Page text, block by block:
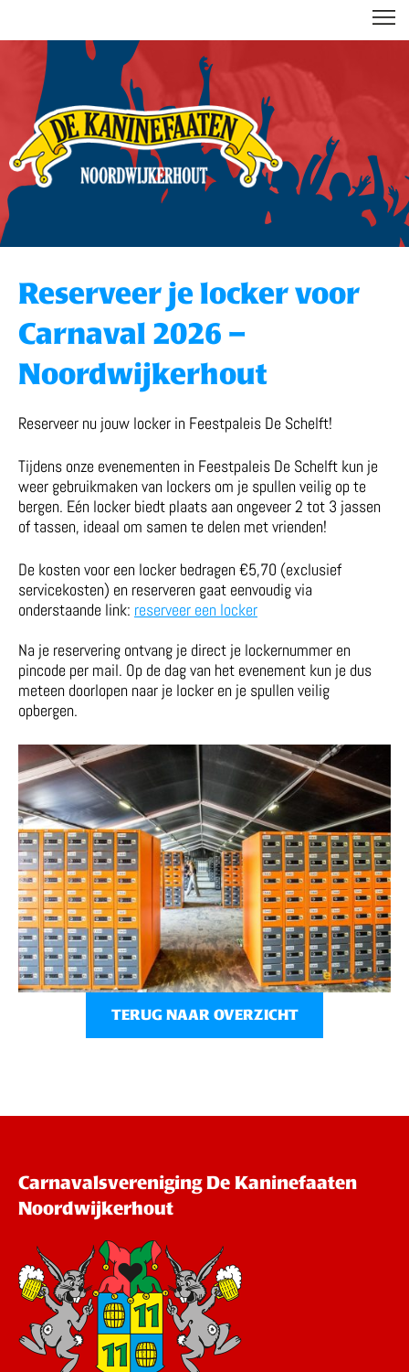
Reserveer je locker voor
Carnaval 2026 –
Noordwijkerhout
Reserveer nu jouw locker in Feestpaleis De Schelft!
Tijdens onze evenementen in Feestpaleis De Schelft kun je
weer gebruikmaken van lockers om je spullen veilig op te
bergen. Eén locker biedt plaats aan ongeveer 2 tot 3 jassen
of tassen, ideaal om samen te delen met vrienden!
De kosten voor een locker bedragen €5,70 (exclusief
servicekosten) en reserveren gaat eenvoudig via
onderstaande link: reserveer een locker
Na je reservering ontvang je direct je lockernummer en
pincode per mail. Op de dag van het evenement kun je dus
meteen doorlopen naar je locker en je spullen veilig
opbergen.
TERUG NAAR OVERZICHT
Carnavalsvereniging De Kaninefaaten
Noordwijkerhout